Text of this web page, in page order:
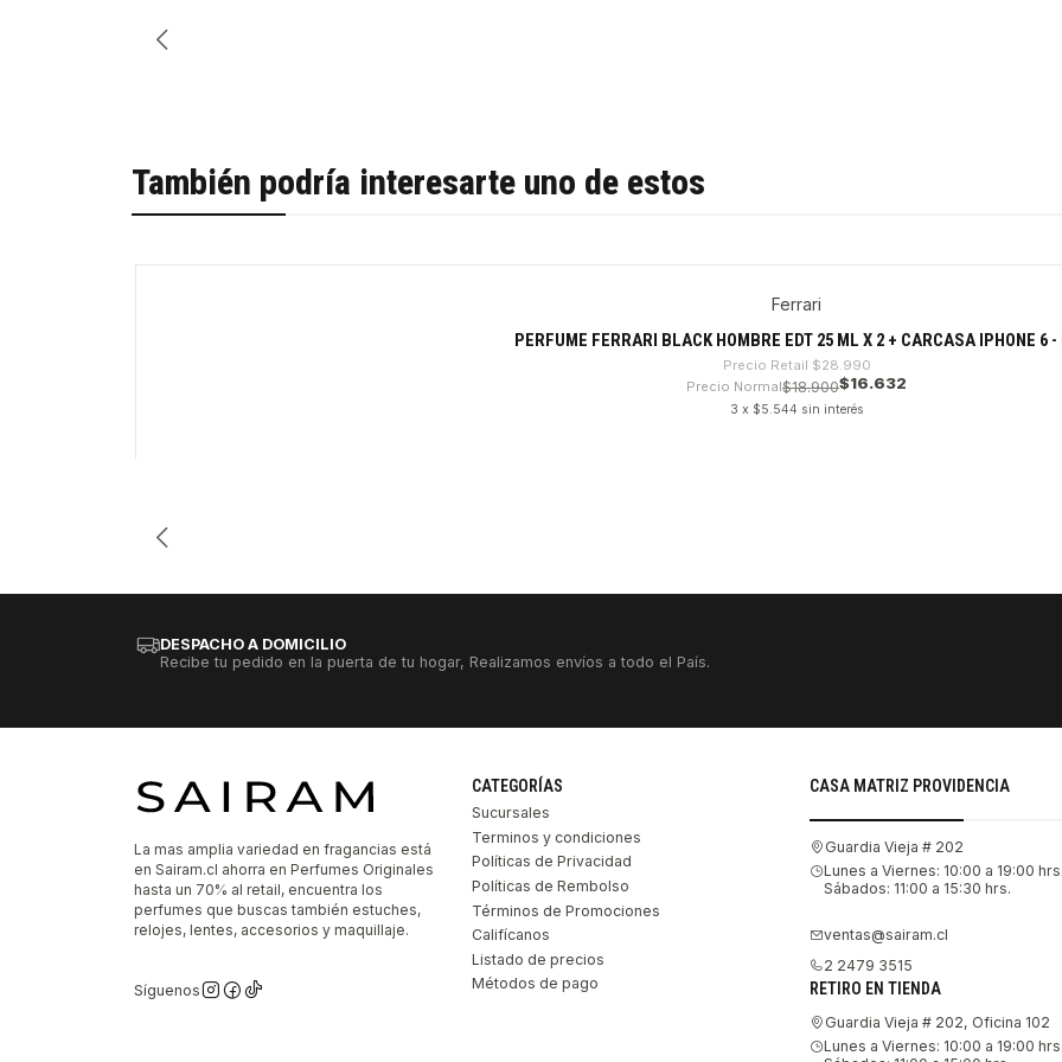
También podría interesarte uno de estos
Ferrari
PERFUME FERRARI BLACK HOMBRE EDT 25 ML X 2 + CARCASA IPHONE 6 -
Precio Retail $28.990
Precio Normal$18.900$16.632
3 x $5.544 sin interés
DESPACHO A DOMICILIO
Recibe tu pedido en la puerta de tu hogar, Realizamos envíos a todo el País.
La mas amplia variedad en fragancias está
en Sairam.cl ahorra en Perfumes Originales
hasta un 70% al retail, encuentra los
perfumes que buscas también estuches,
relojes, lentes, accesorios y maquillaje.
Síguenos
CATEGORÍAS
Sucursales
Terminos y condiciones
Políticas de Privacidad
Políticas de Rembolso
Términos de Promociones
Califícanos
Listado de precios
Métodos de pago
CASA MATRIZ PROVIDENCIA
Guardia Vieja # 202
Lunes a Viernes: 10:00 a 19:00 hrs.
Sábados: 11:00 a 15:30 hrs.
ventas@sairam.cl
2 2479 3515
RETIRO EN TIENDA
Guardia Vieja # 202, Oficina 102
Lunes a Viernes: 10:00 a 19:00 hrs.